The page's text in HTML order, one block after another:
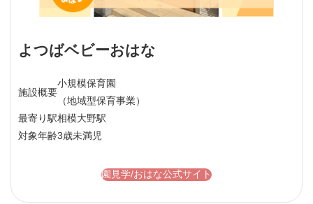
よつばベビーおはな
施設概要
小規模保育園
（地域型保育事業）
最寄り駅相模大野駅
対象年齢3歳未満児
園見学/おはな公式サイト